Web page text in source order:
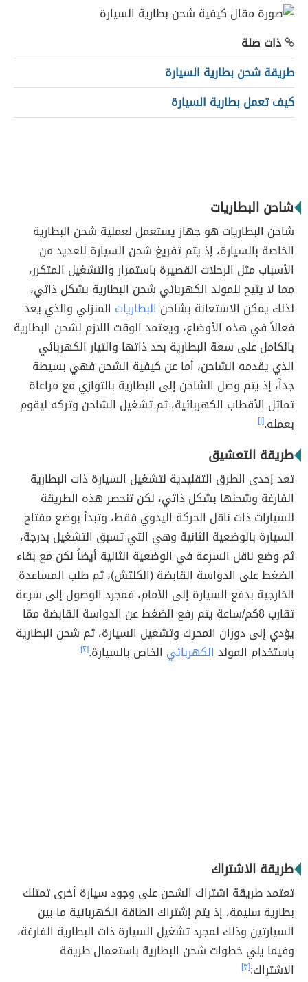
ذات صلة
طريقة شحن بطارية السيارة
كيف تعمل بطارية السيارة
شاحن البطاريات
شاحن البطاريات هو جهاز يستعمل لعملية شحن البطارية
الخاصة بالسيارة، إذ يتم تفريغ شحن السيارة للعديد من
الأسباب مثل الرحلات القصيرة باستمرار والتشغيل المتكرر،
مما لا يتيح للمولد الكهربائي شحن البطارية بشكل ذاتي،
لذلك يمكن الاستعانة بشاحن البطاريات المنزلي والذي يعد
فعالاً في هذه الأوضاع، ويعتمد الوقت اللازم لشحن البطارية
بالكامل على سعة البطارية بحد ذاتها والتيار الكهربائي
الذي يقدمه الشاحن، أما عن كيفية الشحن فهي بسيطة
جداً، إذ يتم وصل الشاحن إلى البطارية بالتوازي مع مراعاة
تماثل الأقطاب الكهربائية، ثم تشغيل الشاحن وتركه ليقوم
بعمله.[١]
طريقة التعشيق
تعد إحدى الطرق التقليدية لتشغيل السيارة ذات البطارية
الفارغة وشحنها بشكل ذاتي، لكن تنحصر هذه الطريقة
للسيارات ذات ناقل الحركة اليدوي فقط، وتبدأ بوضع مفتاح
السيارة بالوضعية الثانية وهي التي تسبق التشغيل بدرجة،
ثم وضع ناقل السرعة في الوضعية الثانية أيضاً لكن مع بقاء
الضغط على الدواسة القابضة (الكلتش)، ثم طلب المساعدة
الخارجية بدفع السيارة إلى الأمام، فمجرد الوصول إلى سرعة
تقارب 8كم/ساعة يتم رفع الضغط عن الدواسة القابضة ممّا
يؤدي إلى دوران المحرك وتشغيل السيارة، ثم شحن البطارية
باستخدام المولد الكهربائي الخاص بالسيارة.[٢]
طريقة الاشتراك
تعتمد طريقة اشتراك الشحن على وجود سيارة أخرى تمتلك
بطارية سليمة، إذ يتم إشتراك الطاقة الكهربائية ما بين
السيارتين وذلك لمجرد تشغيل السيارة ذات البطارية الفارغة،
وفيما يلي خطوات شحن البطارية باستعمال طريقة
الاشتراك:[٣]